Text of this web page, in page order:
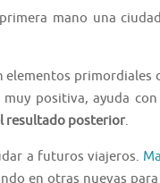
mano una
elementos primordiales
positiva, ayuda
resultado posterior.
a futuros viajeros.
en otras nuevas